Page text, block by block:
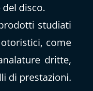
disco.
studiati
come
dritte,
di prestazioni.